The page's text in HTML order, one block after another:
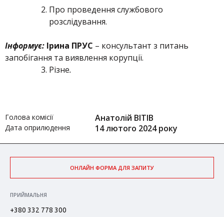
Про проведення службового
розслідування.
Інформує: Ірина ПРУС – консультант з питань
запобігання та виявлення корупції.
Різне.
Голова комісії Анатолій ВІТІВ
Дата оприлюдення 14 лютого 2024 року
ОНЛАЙН ФОРМА ДЛЯ ЗАПИТУ
ПРИЙМАЛЬНЯ
+380 332 778 300